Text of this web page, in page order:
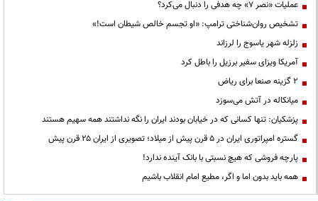
عملیات «نصر ۷» چه هدفی را دنبال می‌کرد؟
تشخیص روان‌شناختی ترامپ: «او تجسم خالص شیطان است!»
زلزله شهر یاسوج را لرزاند
آمریکا ویزای سفیر برزیل را باطل کرد
۲ گزینه صنعا برای ریاض
میانکاله در آتش می‌سوزد
پزشکیان: تنها کسانی که در خیابان بودند ایران را نگه نداشتند همه سهیم هستند
گستره امپراتوری ایران در ۵ قرن پیش از میلاد؛ تصویری از ایران ۲۵ قرن پیش
پارچه فروشی که هیچ نسبتی با بانک آینده ندارد!
همه باید بدون اما و اگر، مطیع امام انقلاب باشیم